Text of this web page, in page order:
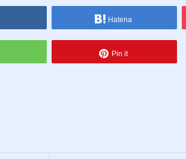
Hatena
Pin it